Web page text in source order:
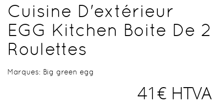
Cuisine D'extérieur
EGG Kitchen Boite De 2
Roulettes
Marques: Big green egg
41€ HTVA